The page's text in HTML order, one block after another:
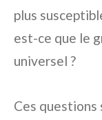
plus
est-ce que le
universel ?
Ces questions